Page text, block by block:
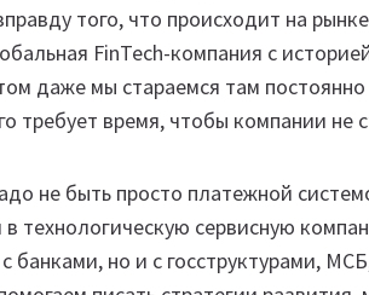
того, что происходит на
FinTech-компания с
даже мы стараемся там
требует время, чтобы компании не
не быть просто платежной
технологическую сервисную
банками, но и с госструктурами,